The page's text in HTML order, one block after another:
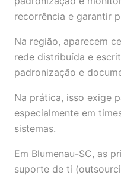
recorrência e garantir
Na região, aparecem
rede distribuída e
padronização e
Na prática, isso exige
especialmente em
sistemas.
Em Blumenau-SC, as
suporte de ti